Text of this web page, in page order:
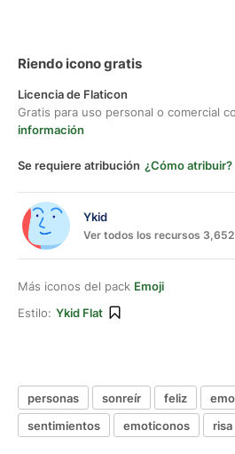
Riendo icono gratis
Licencia de Flaticon
Gratis para uso personal o comercial
información
Se requiere atribución ¿Cómo atribuir?
Ykid
Ver todos los recursos 3,652
Más iconos del pack Emoji
Estilo: Ykid Flat
personas sonreír feliz
sentimientos
emoticonos risa